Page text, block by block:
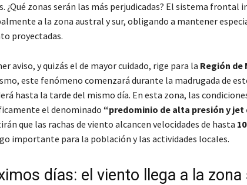
¿Qué zonas serán las más perjudicadas? El sistema frontal
a la zona austral y sur, obligando a mantener
proyectadas.
aviso, y quizás el de mayor cuidado, rige para la Región de
este fenómeno comenzará durante la madrugada de
hasta la tarde del mismo día. En esta zona, las
el denominado “predominio de alta presión y jet
que las rachas de viento alcancen velocidades de hasta
importante para la población y las actividades locales.
días: el viento llega a la zona